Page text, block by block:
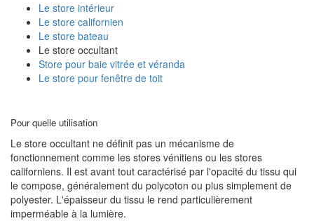
Le store intérieur
Le store californien
Le store bateau
Le store occultant
Store pour baie vitrée et véranda
Le store pour fenêtre de toit
Pour quelle utilisation
Le store occultant ne définit pas un mécanisme de
fonctionnement comme les stores vénitiens ou les stores
californiens. Il est avant tout caractérisé par l'opacité du tissu qui
le compose, généralement du polycoton ou plus simplement de
polyester. L'épaisseur du tissu le rend particulièrement
imperméable à la lumière.